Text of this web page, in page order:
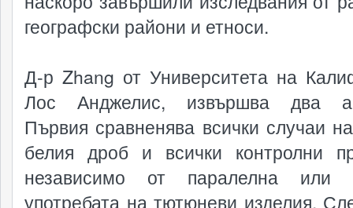
географски райони и етноси.
Д-р Zhang от Университета на
Лос Анджелис, извършва два
Първия сравненява всички случаи
белия дроб и всички контролни
независимо от паралелна или
употребата на тютюневи изделия.